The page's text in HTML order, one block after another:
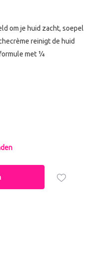
om je huid zacht, soepel
reinigt de huid
met ¼